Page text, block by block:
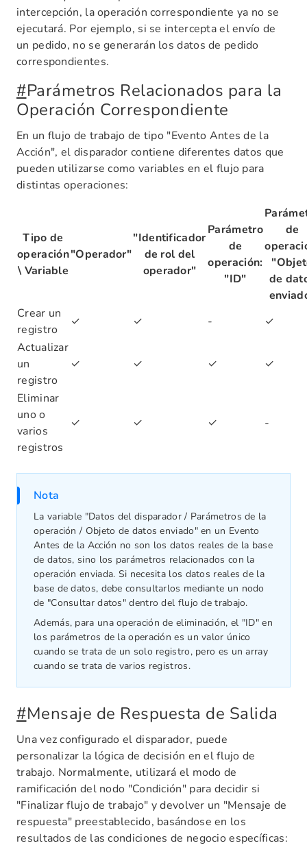
intercepción, la operación correspondiente ya no se
ejecutará. Por ejemplo, si se intercepta el envío de
un pedido, no se generarán los datos de pedido
correspondientes.
#Parámetros Relacionados para la
Operación Correspondiente
En un flujo de trabajo de tipo "Evento Antes de la
Acción", el disparador contiene diferentes datos que
pueden utilizarse como variables en el flujo para
distintas operaciones:
Tipo de
operación
\ Variable
"Operador"
"Identificador
de rol del
operador"
Parámetro
de
operación:
"ID"
de
de
Crear un
registro
✓ ✓ -
✓
Actualizar
un
registro
✓ ✓ ✓ ✓
Eliminar
uno o
varios
registros
✓ ✓ ✓ -
Nota
La variable "Datos del disparador / Parámetros de la
operación / Objeto de datos enviado" en un Evento
Antes de la Acción no son los datos reales de la base
de datos, sino los parámetros relacionados con la
operación enviada. Si necesita los datos reales de la
base de datos, debe consultarlos mediante un nodo
de "Consultar datos" dentro del flujo de trabajo.
Además, para una operación de eliminación, el "ID" en
los parámetros de la operación es un valor único
cuando se trata de un solo registro, pero es un array
cuando se trata de varios registros.
#Mensaje de Respuesta de Salida
Una vez configurado el disparador, puede
personalizar la lógica de decisión en el flujo de
trabajo. Normalmente, utilizará el modo de
ramificación del nodo "Condición" para decidir si
"Finalizar flujo de trabajo" y devolver un "Mensaje de
respuesta" preestablecido, basándose en los
resultados de las condiciones de negocio específicas: